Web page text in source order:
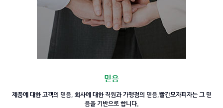
믿음
제품에 대한 고객의 믿음, 회사에 대한 직원과 가맹점의 믿음, 빨간모자피자는 그 믿
음을기반으로 합니다.